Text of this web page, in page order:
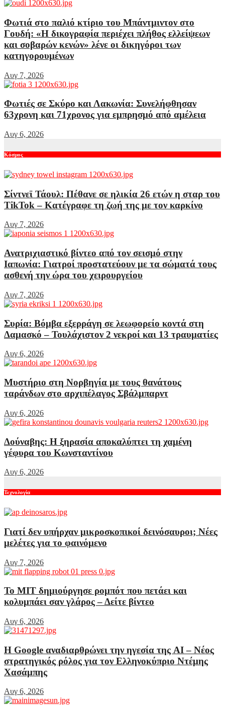
Φωτιά στο παλιό κτίριο του Μπάντμιντον στο
Γουδή: «Η δικογραφία περιέχει πλήθος ελλείψεων
και σοβαρών κενών» λένε οι δικηγόροι των
κατηγορουμένων
Αυγ 7, 2026
Φωτιές σε Σκύρο και Λακωνία: Συνελήφθησαν
63χρονη και 71χρονος για εμπρησμό από αμέλεια
Αυγ 6, 2026
Κόσμος
Σίντνεϊ Τάουλ: Πέθανε σε ηλικία 26 ετών η σταρ του
TikTok – Kατέγραφε τη ζωή της με τον καρκίνο
Αυγ 7, 2026
Ανατριχιαστικό βίντεο από τον σεισμό στην
Ιαπωνία: Γιατροί προστατεύουν με τα σώματά τους
ασθενή την ώρα του χειρουργείου
Αυγ 7, 2026
Συρία: Βόμβα εξερράγη σε λεωφορείο κοντά στη
Δαμασκό – Τουλάχιστον 2 νεκροί και 13 τραυματίες
Αυγ 6, 2026
Μυστήριο στη Νορβηγία με τους θανάτους
ταράνδων στο αρχιπέλαγος Σβάλμπαρντ
Αυγ 6, 2026
Δούναβης: Η ξηρασία αποκαλύπτει τη χαμένη
γέφυρα του Κωνσταντίνου
Αυγ 6, 2026
Τεχνολογία
Γιατί δεν υπήρχαν μικροσκοπικοί δεινόσαυροι; Νέες
μελέτες για το φαινόμενο
Αυγ 7, 2026
Το MIT δημιούργησε ρομπότ που πετάει και
κολυμπάει σαν γλάρος – Δείτε βίντεο
Αυγ 6, 2026
Η Google αναδιαρθρώνει την ηγεσία της AI – Νέος
στρατηγικός ρόλος για τον Ελληνοκύπριο Ντέμης
Χασάμπης
Αυγ 6, 2026